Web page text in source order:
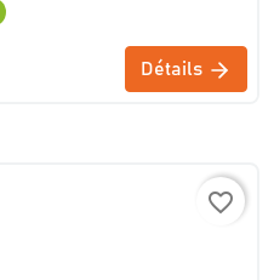
Détails
favorite_border